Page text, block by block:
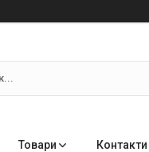
Товари Контакти